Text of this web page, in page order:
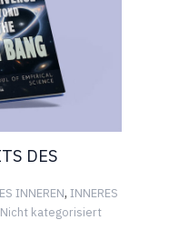
DES
INNEREN, INNERES
Nicht kategorisiert